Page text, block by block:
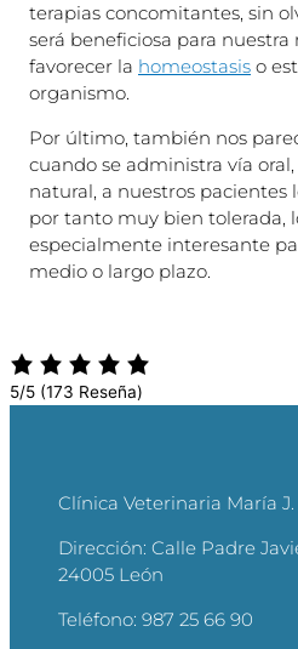
terapias concomitantes, sin
será beneficiosa para nuestra
favorecer la homeostasis o
organismo.
Por último, también nos
cuando se administra vía
natural, a nuestros pacientes
por tanto muy bien tolerada,
especialmente interesante
medio o largo plazo.
5/5 (173 Reseña)
Clínica Veterinaria María J.
Dirección: Calle Padre
24005 León
Teléfono: 987 25 66 90